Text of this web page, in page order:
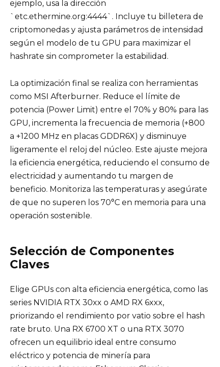
ejemplo, usa la dirección
`etc.ethermine.org:4444`. Incluye tu billetera de
criptomonedas y ajusta parámetros de intensidad
según el modelo de tu GPU para maximizar el
hashrate sin comprometer la estabilidad.
La optimización final se realiza con herramientas
como MSI Afterburner. Reduce el límite de
potencia (Power Limit) entre el 70% y 80% para las
GPU, incrementa la frecuencia de memoria (+800
a +1200 MHz en placas GDDR6X) y disminuye
ligeramente el reloj del núcleo. Este ajuste mejora
la eficiencia energética, reduciendo el consumo de
electricidad y aumentando tu margen de
beneficio. Monitoriza las temperaturas y asegúrate
de que no superen los 70°C en memoria para una
operación sostenible.
Selección de Componentes
Claves
Elige GPUs con alta eficiencia energética, como las
series NVIDIA RTX 30xx o AMD RX 6xxx,
priorizando el rendimiento por vatio sobre el hash
rate bruto. Una RX 6700 XT o una RTX 3070
ofrecen un equilibrio ideal entre consumo
eléctrico y potencia de minería para